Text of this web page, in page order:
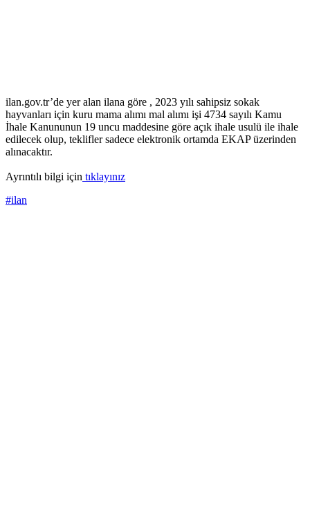
ilan.gov.tr’de yer alan ilana göre , 2023 yılı sahipsiz sokak
hayvanları için kuru mama alımı mal alımı işi 4734 sayılı Kamu
İhale Kanununun 19 uncu maddesine göre açık ihale usulü ile ihale
edilecek olup, teklifler sadece elektronik ortamda EKAP üzerinden
alınacaktır.
Ayrıntılı bilgi için tıklayınız
#ilan